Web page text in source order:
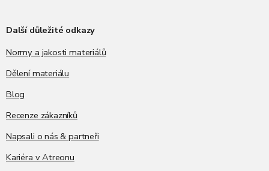
Další důležité odkazy
Normy a jakosti materiálů
Dělení materiálu
Blog
Recenze zákazníků
Napsali o nás & partneři
Kariéra v Atreonu